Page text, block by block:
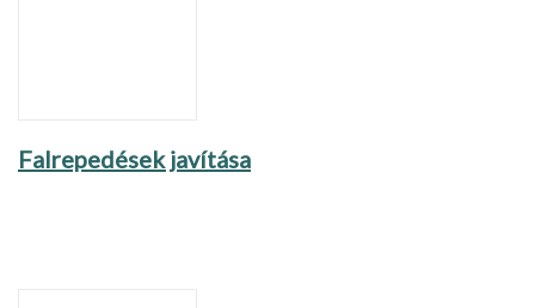
Falrepedések javítása